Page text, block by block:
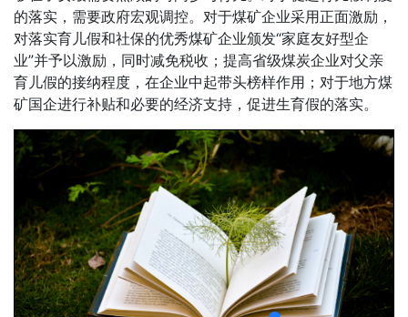
的落实，需要政府宏观调控。对于煤矿企业采用正面激励，
对落实育儿假和社保的优秀煤矿企业颁发“家庭友好型企
业”并予以激励，同时减免税收；提高省级煤炭企业对父亲
育儿假的接纳程度，在企业中起带头榜样作用；对于地方煤
矿国企进行补贴和必要的经济支持，促进生育假的落实。